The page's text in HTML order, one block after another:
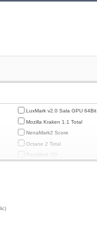
LuxMark v2.0 Sala GPU 64Bit
Mozilla Kraken 1.1 Total
NenaMark2 Score
Octane 2 Total
PassMark 2D